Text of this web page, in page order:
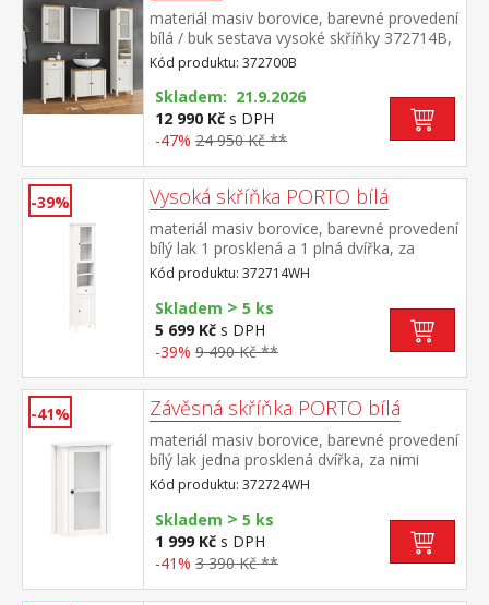
materiál masiv borovice, barevné provedení
bílá / buk sestava vysoké skříňky 372714B,
závěsné skříňky 372724B, skříňky 372725B,
skříňky pod umývadlo 372729B a zrcadla
372732B rozměr vysoké skříňky (š/h/v) 42 ×
30 × 190 cm rozměr závěsné skříňky (š/h/v)
42 × 25 × 70 cm rozměr skříňky (š/h/v) 42 ×
(š/h/v) 60 × 35 × 67 cm rozměr zrcadla
(š/h/v) 67 × 12 × 78 cm
Kód produktu: 372700B
Skladem: 21.9.2026
12 990 Kč s DPH
-47% 24 950 Kč **
-39% Vysoká skříňka PORTO bílá
materiál masiv borovice, barevné provedení
bílý lak 1 prosklená a 1 plná dvířka, za
každými 1 police 2 niky, 1 zásuvka s
kovovými pojezdy maximální nosnosti
uvedeny v návodu k montáži součást
sestavy PORTO bílá
Kód produktu: 372714WH
Skladem > 5 ks
5 699 Kč s DPH
-39% 9 490 Kč **
-41% Závěsná skříňka PORTO bílá
materiál masiv borovice, barevné provedení
bílý lak jedna prosklená dvířka, za nimi
jedna police maximální nosnosti uvedeny v
návodu k montáži součást sestavy PORTO
bílá
Kód produktu: 372724WH
Skladem > 5 ks
1 999 Kč s DPH
-41% 3 390 Kč **